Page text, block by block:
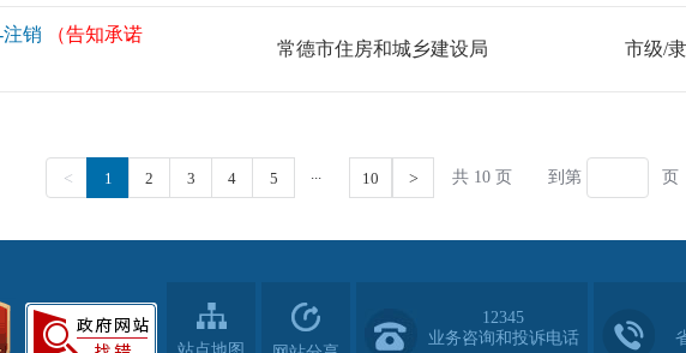
12345
业务咨询和投诉电话